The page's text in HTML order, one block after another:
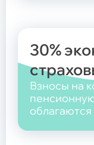
30%
Взносы на